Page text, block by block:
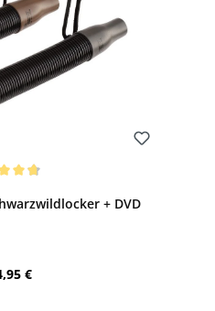
+ DVD
Preis:
€